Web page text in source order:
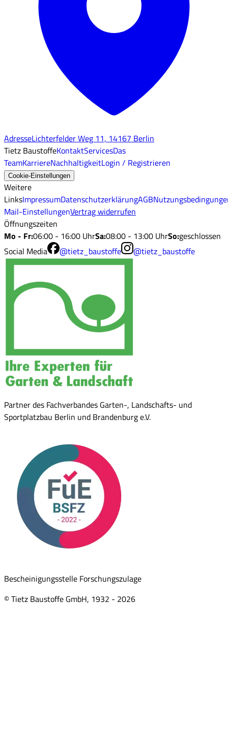
AdresseLichterfelder Weg 11, 14167 Berlin
Tietz BaustoffeKontaktServicesDas
TeamKarriereNachhaltigkeitLogin / Registrieren
Cookie-Einstellungen
Weitere
LinksImpressumDatenschutzerklärungAGB
Mail-EinstellungenVertrag widerrufen
Öffnungszeiten
Mo - Fr:06:00 - 16:00 UhrSa:08:00 - 13:00 UhrSo:geschlossen
Social Media
@tietz_baustoffe @tietz_baustoffe
Partner des Fachverbandes Garten-, Landschafts- und
Sportplatzbau Berlin und Brandenburg e.V.
Bescheinigungsstelle Forschungszulage
© Tietz Baustoffe GmbH, 1932 - 2026